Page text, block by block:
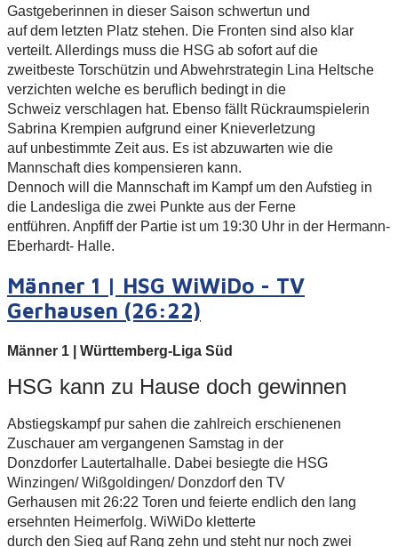
Gastgeberinnen in dieser Saison schwertun und
auf dem letzten Platz stehen. Die Fronten sind also klar
verteilt. Allerdings muss die HSG ab sofort auf die
zweitbeste Torschützin und Abwehrstrategin Lina Heltsche
verzichten welche es beruflich bedingt in die
Schweiz verschlagen hat. Ebenso fällt Rückraumspielerin
Sabrina Krempien aufgrund einer Knieverletzung
auf unbestimmte Zeit aus. Es ist abzuwarten wie die
Mannschaft dies kompensieren kann.
Dennoch will die Mannschaft im Kampf um den Aufstieg in
die Landesliga die zwei Punkte aus der Ferne
entführen. Anpfiff der Partie ist um 19:30 Uhr in der Hermann-
Eberhardt- Halle.
Männer 1 | HSG WiWiDo - TV
Gerhausen (26:22)
Männer 1 | Württemberg-Liga Süd
HSG kann zu Hause doch gewinnen
Abstiegskampf pur sahen die zahlreich erschienenen
Zuschauer am vergangenen Samstag in der
Donzdorfer Lautertalhalle. Dabei besiegte die HSG
Winzingen/ Wißgoldingen/ Donzdorf den TV
Gerhausen mit 26:22 Toren und feierte endlich den lang
ersehnten Heimerfolg. WiWiDo kletterte
durch den Sieg auf Rang zehn und steht nur noch zwei